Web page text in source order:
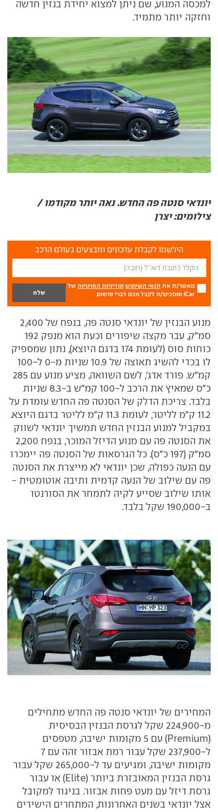
למכסה המנוע, שם ניתן למצוא יחידת בנזין חדשה
וחזקה יותר מתמיד.
יונדאי סנטה פה החדש. נאה יותר מקודמו /
צילומים: יצרן
הירשמו לקבלת עדכונים ומבצעים בעולם הרכב
מאשר/ת את תנאי השימוש ומדיניות הפרטיות של
iCar ומסכים/ה לקבל מכם דברי פרסום.
מנוע הבנזין של יונדאי סנטה פה, בנפח של 2,400
סמ"ק, עבר מקצה שיפורים וכעת הוא מנפק 192
כוחות סוס (לעומת 174 בדגם היוצא), נתון שמספיק
לו בכדי להשיג תאוצה של 10.9 שניות מ-0 ל-100
קמ"ש. פורד אדג', לשם השוואה, מציע מנוע עם 285
כ"ס שמאיץ את הרכב ל-100 קמ"ש ב-8.3 שניות
בלבד. צריכת הדלק של הסנטה פה החדש עומדת על
11.2 ק"מ לליטר, לעומת 11.3 ק"מ לליטר בדגם היוצא.
במקביל למנוע הבנזין החדש תמשיך יונדאי לשווק
את הסנטה פה עם מנוע הדיזל המוכר, בנפח 2,200
סמ"ק (197 כ"ס). כל הגרסאות של הסנטה פה יימכרו
עם הנעה כפולה, שכן יונדאי לא מייצרת את הסנטה
פה עם שילוב של הנעה קדמית ותיבה אוטומטית -
אותו שילוב שסייע לקיה לתמחר את הסורנטו
ב-190,000 שקל בלבד.
המחירים של יונדאי סנטה פה החדש מתחילים
מ-224,900 שקל לגרסת הבנזין הבסיסית
(
Premium
) עם 5 מקומות ישיבה, מטפסים
ל-237,900 שקל עבור רמת אבזור זהה עם 7
מקומות ישיבה, ומגיעים עד ל-265,000 שקל עבור
גרסת הבנזין המאובזרת ביותר (Elite) או עבור
גרסת דיזל עם מעט פחות אבזור. בניגוד למקובל
אצל יונדאי בשנים האחרונות, המתחרים הישירים